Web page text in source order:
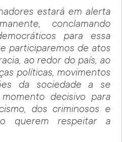
estará em alerta
conclamando
para essa
participaremos de atos
ao redor do país, ao
políticas, movimentos
da sociedade a se
decisivo para
dos criminosos e
querem respeitar a